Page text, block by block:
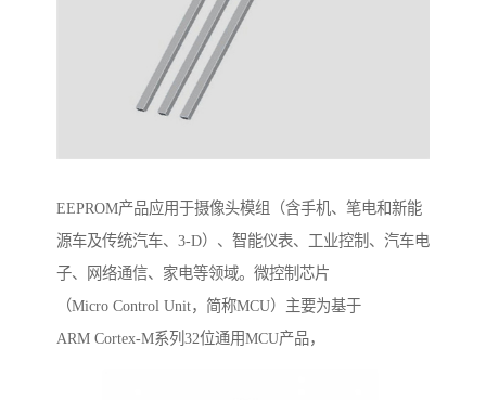
EEPROM产品应用于摄像头模组（含手机、笔电和新能
源车及传统汽车、3-D）、智能仪表、工业控制、汽车电
子、网络通信、家电等领域。微控制芯片
（Micro Control Unit，简称MCU）主要为基于
ARM Cortex-M系列32位通用MCU产品，